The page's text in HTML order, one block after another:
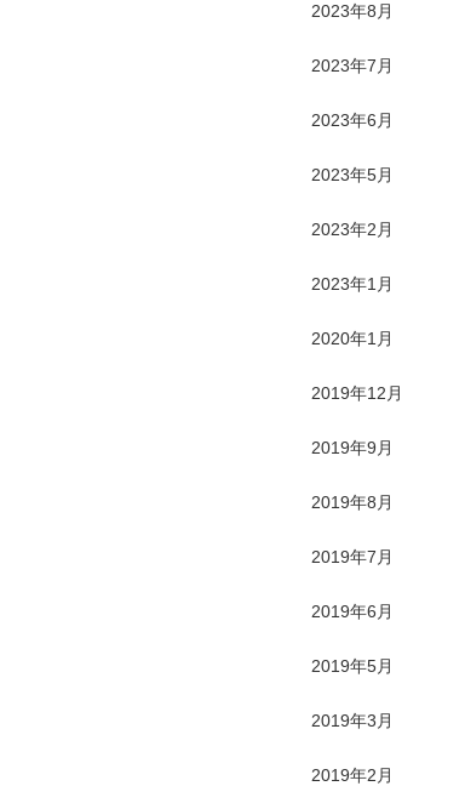
2023年8月
2023年7月
2023年6月
2023年5月
2023年2月
2023年1月
2020年1月
2019年12月
2019年9月
2019年8月
2019年7月
2019年6月
2019年5月
2019年3月
2019年2月